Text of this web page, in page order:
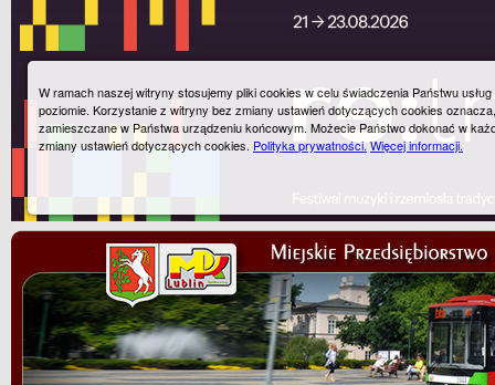
W ramach naszej witryny stosujemy pliki cookies w celu świadczenia Państwu
poziomie. Korzystanie z witryny bez zmiany ustawień dotyczących cookies
zamieszczane w Państwa urządzeniu końcowym. Możecie Państwo dokonać w
zmiany ustawień dotyczących cookies. Polityka prywatności.Więcej informacji.